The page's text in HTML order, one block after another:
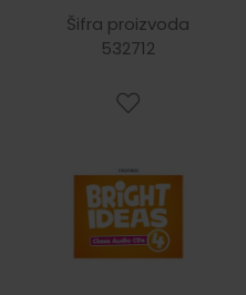
Šifra proizvoda
532712